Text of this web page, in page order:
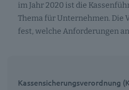
im Jahr 2020 ist die
Thema für Unternehmen. Die
fest, welche Anforderungen
Kassensicherungsverordnung